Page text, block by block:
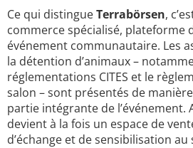
Ce qui distingueTerrabörsen,
commerce spécialisé, plateforme
événement communautaire. Les
la détention d’animaux –
réglementations CITES et le
salon – sont présentés de
partie intégrante de l’événement.
devient à la fois un espace de
d’échange et de sensibilisation